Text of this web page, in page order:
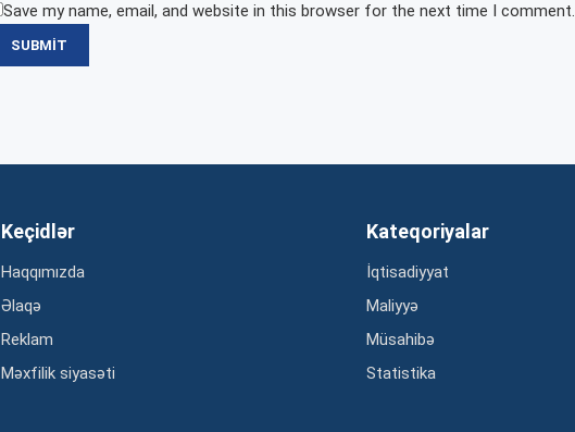
Save my name, email, and website in this browser for the next time I comment.
Keçidlər
Haqqımızda
Əlaqə
Reklam
Məxfilik siyasəti
Kateqoriyalar
İqtisadiyyat
Maliyyə
Müsahibə
Statistika